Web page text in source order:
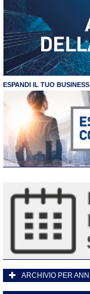
ESPANDI IL TUO BUSINESS
ARCHIVIO PER ANNI